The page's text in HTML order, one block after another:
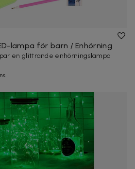
lampa för barn / Enhörning
en glittrande enhörningslampa